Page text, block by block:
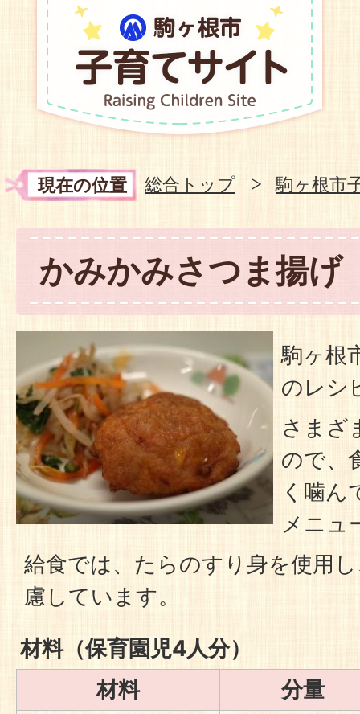
現在の位置 総合トップ 駒ヶ根市
かみかみさつま揚げ
駒ヶ根
のレシ
さまざ
ので、
く噛ん
メニュ
給食では、たらのすり身を使用
慮しています。
材料（保育園児4人分）
材料
分量